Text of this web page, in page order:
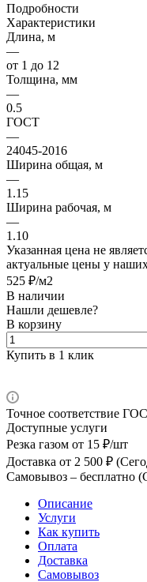
Подробности
Характеристики
Длина, м
—
от 1 до 12
Толщина, мм
—
0.5
ГОСТ
—
24045-2016
Ширина общая, м
—
1.15
Ширина рабочая, м
—
1.10
Указанная цена не
актуальные цены у
525 ₽/м2
В наличии
Нашли дешевле?
В корзину
Купить в 1 клик
Точное соответствие
Доступные услуги
Резка газом от 15 ₽/шт
Доставка от 2 500 ₽
Самовывоз – бесплатно
Описание
Услуги
Как купить
Оплата
Доставка
Самовывоз